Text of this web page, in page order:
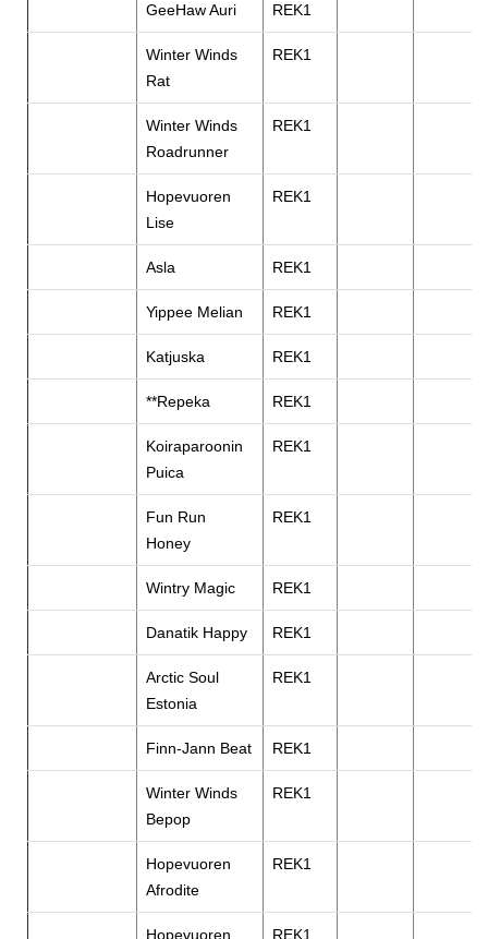
GeeHaw Auri REK1
Winter Winds
Rat
REK1
Winter Winds
Roadrunner
REK1
Hopevuoren
Lise
REK1
Asla REK1
Yippee Melian REK1
Katjuska REK1
**Repeka REK1
Koiraparoonin
Puica
REK1
Fun Run
Honey
REK1
Wintry Magic REK1
Danatik Happy REK1
Arctic Soul
Estonia
REK1
Finn-Jann Beat REK1
Winter Winds
Bepop
REK1
Hopevuoren
Afrodite
REK1
Hopevuoren
REK1